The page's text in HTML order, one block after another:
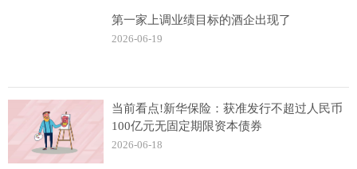
第一家上调业绩目标的酒企出现了
2026-06-19
当前看点!新华保险：获准发行不超过人民币
100亿元无固定期限资本债券
2026-06-18